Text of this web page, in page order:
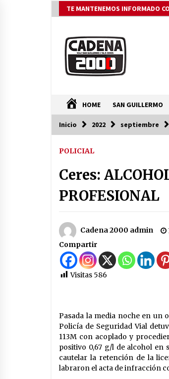
Saltar
al
TE MANTENEMOS INFORMADO
HOME SAN GUILLERMO
ÚLTIMAS
habiltaron obras
Rosas y La
06/08/2026
La Provincia
ronda de
sobre el
marco de
educativas
04/08/2026
Inicio 2022 septiembre
POLICIAL
Ceres:
PROFESIONAL
Cadena 2000 admin
Compartir
Visitas 586
Pasada la media noche en un
Policía de Seguridad Vial
113M con acoplado y
positivo 0,67 g/l de alcohol en
cautelar la retención de la
labraron el acta de infracción